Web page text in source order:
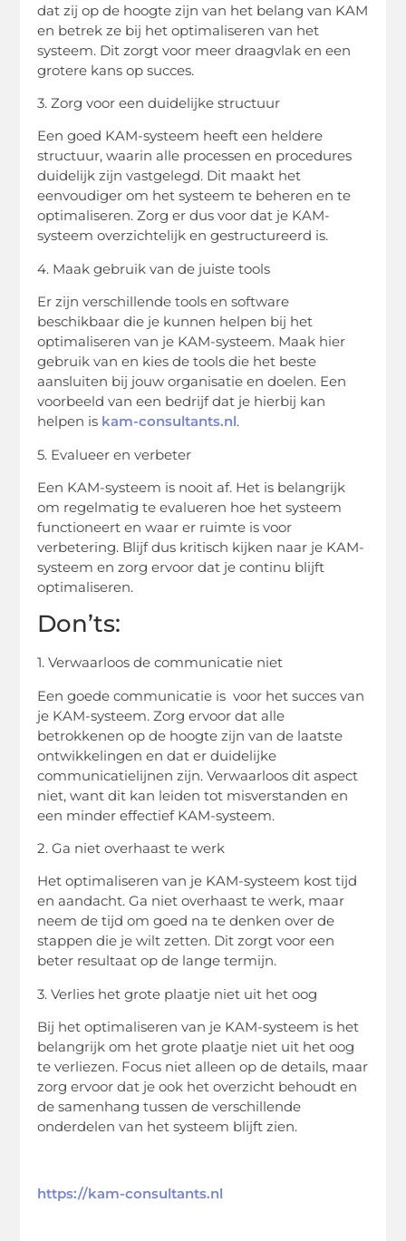
dat zij op de hoogte zijn van het belang van KAM
en betrek ze bij het optimaliseren van het
systeem. Dit zorgt voor meer draagvlak en een
grotere kans op succes.
3. Zorg voor een duidelijke structuur
Een goed KAM-systeem heeft een heldere
structuur, waarin alle processen en procedures
duidelijk zijn vastgelegd. Dit maakt het
eenvoudiger om het systeem te beheren en te
optimaliseren. Zorg er dus voor dat je KAM-
systeem overzichtelijk en gestructureerd is.
4. Maak gebruik van de juiste tools
Er zijn verschillende tools en software
beschikbaar die je kunnen helpen bij het
optimaliseren van je KAM-systeem. Maak hier
gebruik van en kies de tools die het beste
aansluiten bij jouw organisatie en doelen. Een
voorbeeld van een bedrijf dat je hierbij kan
helpen is kam-consultants.nl.
5. Evalueer en verbeter
Een KAM-systeem is nooit af. Het is belangrijk
om regelmatig te evalueren hoe het systeem
functioneert en waar er ruimte is voor
verbetering. Blijf dus kritisch kijken naar je KAM-
systeem en zorg ervoor dat je continu blijft
optimaliseren.
Don’ts:
1. Verwaarloos de communicatie niet
Een goede communicatie is voor het succes van
je KAM-systeem. Zorg ervoor dat alle
betrokkenen op de hoogte zijn van de laatste
ontwikkelingen en dat er duidelijke
communicatielijnen zijn. Verwaarloos dit aspect
niet, want dit kan leiden tot misverstanden en
een minder effectief KAM-systeem.
2. Ga niet overhaast te werk
Het optimaliseren van je KAM-systeem kost tijd
en aandacht. Ga niet overhaast te werk, maar
neem de tijd om goed na te denken over de
stappen die je wilt zetten. Dit zorgt voor een
beter resultaat op de lange termijn.
3. Verlies het grote plaatje niet uit het oog
Bij het optimaliseren van je KAM-systeem is het
belangrijk om het grote plaatje niet uit het oog
te verliezen. Focus niet alleen op de details, maar
zorg ervoor dat je ook het overzicht behoudt en
de samenhang tussen de verschillende
onderdelen van het systeem blijft zien.
https://kam-consultants.nl